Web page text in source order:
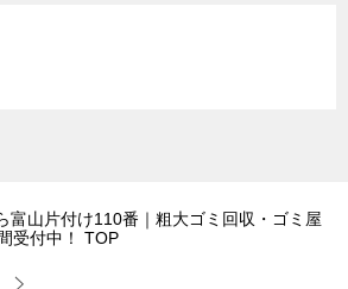
富山片付け110番｜粗大ゴミ回収・ゴミ屋
受付中！
TOP